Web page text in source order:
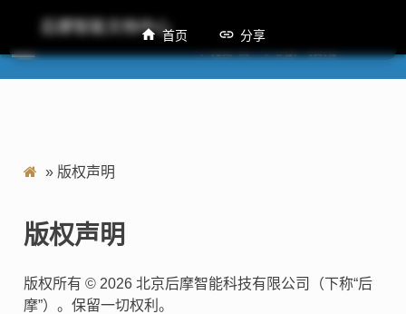
后摩智能文档中心
M50 Windows 环境部署工具用户指南
» 版权声明
版权声明
版权所有 © 2026 北京后摩智能科技有限公司（下称“后
摩”）。保留一切权利。
首页 分享